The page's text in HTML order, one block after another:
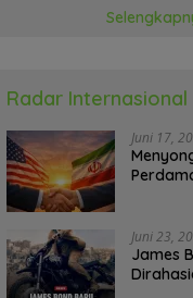
Radar Internasional
Juni 17,
Juni 23,
James